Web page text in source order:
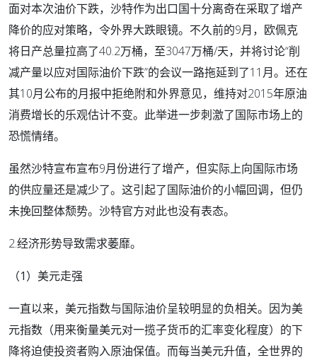
面对本次油价下跌，沙特作为出口国十分离奇在采取了增产
降价的应对策略，令外界大跌眼镜。不久前的9月，欧佩克
将日产总量拉高了40.2万桶，至3047万桶/天，并将讨论“削
减产量以应对国际油价下跌”的会议一路拖延到了11月。还在
其10月公布的月报中拒绝附和外界意见，维持对2015年原油
消费增长的乐观估计不变。此举进一步刺激了国际市场上的
恐慌情绪。
虽然沙特宣布宣布9月份进行了增产，但实际上向国际市场
的供应量还是减少了。这引起了国际油价的小幅回调，但仍
未挽回整体颓势。沙特官方对此也没有表态。
2.经济形势导致需求萎靡。
（1）美元走强
一直以来，美元指数与国际油价呈较明显的负相关。因为美
元指数（用来衡量美元对一揽子货币的汇率变化程度）的下
降将迫使投资者购入原油保值。而每当美元升值，全世界的